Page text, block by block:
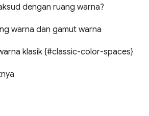
dengan ruang warna?
warna dan gamut warna
klasik {#classic-color-spaces}